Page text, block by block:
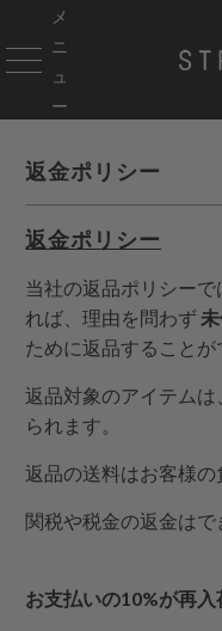
メ
ニ
ュ
ー
返金ポリシー
返金ポリシー
当社の返品ポリシー
れば、理由を問わず
ために返品することが
返品対象のアイテム
られます。
返品の送料はお客様の
関税や税金の返金はで
お支払いの10%が再入